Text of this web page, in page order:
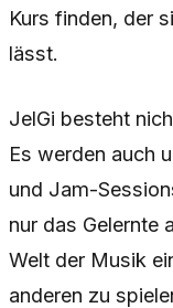
Kurs finden, der
lässt.
JelGi besteht
Es werden auch
und Jam-
nur das Gelernte
Welt der Musik
anderen zu